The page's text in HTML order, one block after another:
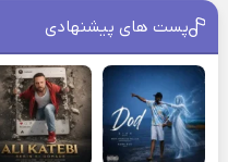
پست های پیشنهادی